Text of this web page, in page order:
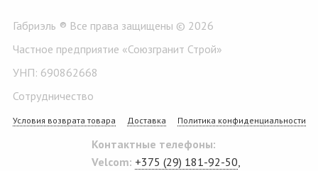
Габриэль ® Все права защищены © 2026
Частное предприятие «Союзгранит Строй»
УНП: 690862668
Сотрудничество
Условия возврата товара Доставка Политика конфиденциальности
Контактные телефоны:
Velcom: +375 (29) 181-92-50